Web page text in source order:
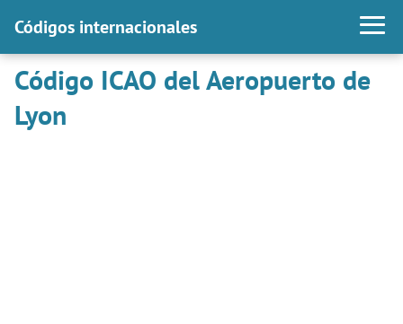
Códigos internacionales
Código ICAO del Aeropuerto de
Lyon